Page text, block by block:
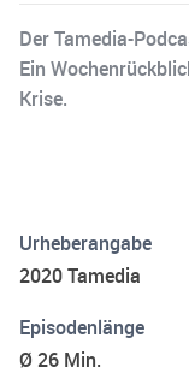
Der Tamedia-
Ein
Krise.
Urheberangabe
2020 Tamedia
Episodenlänge
Ø 26 Min.